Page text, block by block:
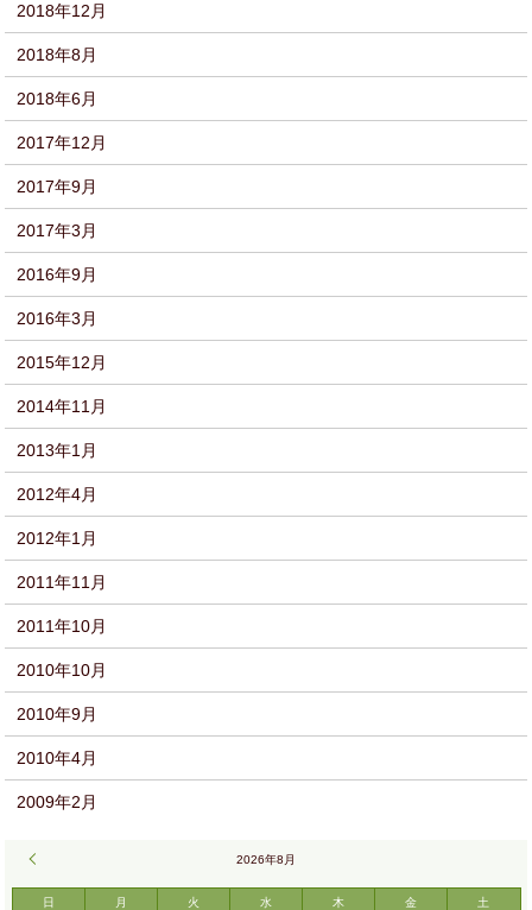
2018年12月
2018年8月
2018年6月
2017年12月
2017年9月
2017年3月
2016年9月
2016年3月
2015年12月
2014年11月
2013年1月
2012年4月
2012年1月
2011年11月
2011年10月
2010年10月
2010年9月
2010年4月
2009年2月
2026年8月
日 月 火 水 木 金 土